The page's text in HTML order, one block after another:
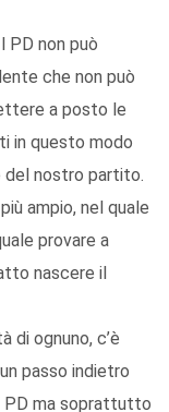
PD non può
che non può
a posto le
in questo modo
del nostro partito.
ampio, nel quale
provare a
nascere il
di ognuno, c’è
passo indietro
PD ma soprattutto